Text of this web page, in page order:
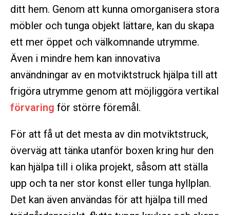
ditt hem. Genom att kunna omorganisera stora
möbler och tunga objekt lättare, kan du skapa
ett mer öppet och välkomnande utrymme.
Även i mindre hem kan innovativa
användningar av en motviktstruck hjälpa till att
frigöra utrymme genom att möjliggöra vertikal
förvaring för större föremål.
För att få ut det mesta av din motviktstruck,
överväg att tänka utanför boxen kring hur den
kan hjälpa till i olika projekt, såsom att ställa
upp och ta ner stor konst eller tunga hyllplan.
Det kan även användas för att hjälpa till med